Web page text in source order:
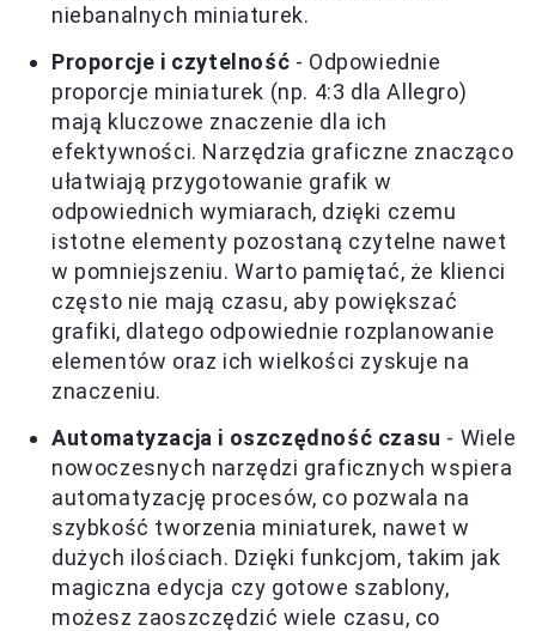
niebanalnych miniaturek.
Proporcje i czytelność - Odpowiednie
proporcje miniaturek (np. 4:3 dla Allegro)
mają kluczowe znaczenie dla ich
efektywności. Narzędzia graficzne znacząco
ułatwiają przygotowanie grafik w
odpowiednich wymiarach, dzięki czemu
istotne elementy pozostaną czytelne nawet
w pomniejszeniu. Warto pamiętać, że klienci
często nie mają czasu, aby powiększać
grafiki, dlatego odpowiednie rozplanowanie
elementów oraz ich wielkości zyskuje na
znaczeniu.
Automatyzacja i oszczędność czasu - Wiele
nowoczesnych narzędzi graficznych wspiera
automatyzację procesów, co pozwala na
szybkość tworzenia miniaturek, nawet w
dużych ilościach. Dzięki funkcjom, takim jak
magiczna edycja czy gotowe szablony,
możesz zaoszczędzić wiele czasu, co